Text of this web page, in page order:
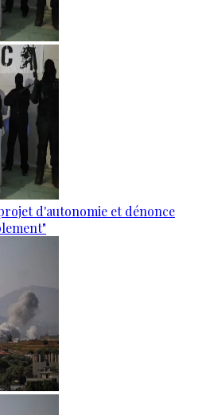
d'autonomie et dénonce